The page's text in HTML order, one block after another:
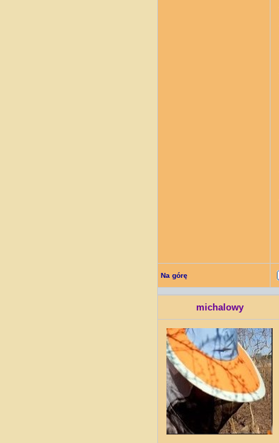
Na górę
michalowy